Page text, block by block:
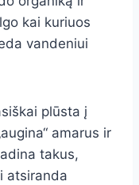
kai kuriuos
vandeniui
plūsta į
amarus ir
takus,
atsiranda